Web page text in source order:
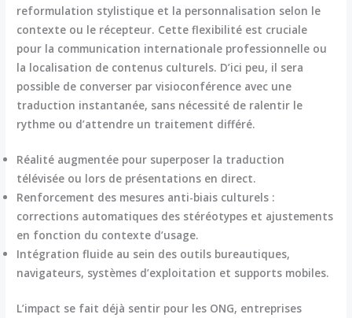
reformulation stylistique et la personnalisation selon le
contexte ou le récepteur. Cette flexibilité est cruciale
pour la communication internationale professionnelle ou
la localisation de contenus culturels. D’ici peu, il sera
possible de converser par visioconférence avec une
traduction instantanée, sans nécessité de ralentir le
rythme ou d’attendre un traitement différé.
Réalité augmentée pour superposer la traduction
télévisée ou lors de présentations en direct.
Renforcement des mesures anti-biais culturels :
corrections automatiques des stéréotypes et ajustements
en fonction du contexte d’usage.
Intégration fluide au sein des outils bureautiques,
navigateurs, systèmes d’exploitation et supports mobiles.
L’impact se fait déjà sentir pour les ONG, entreprises